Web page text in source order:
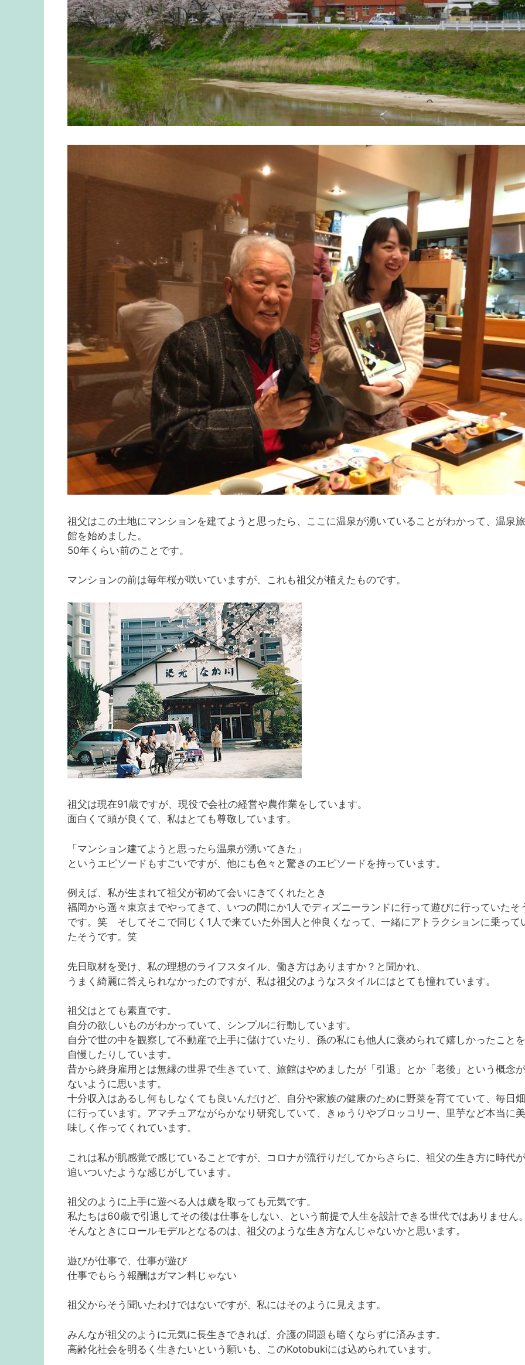
祖父はこの土地にマンションを建てようと思ったら、ここに温泉が湧いていることがわかって、温泉旅
館を始めました。
50年くらい前のことです。
マンションの前は毎年桜が咲いていますが、これも祖父が植えたものです。
祖父は現在91歳ですが、現役で会社の経営や農作業をしています。
面白くて頭が良くて、私はとても尊敬しています。
「マンション建てようと思ったら温泉が湧いてきた」
というエピソードもすごいですが、他にも色々と驚きのエピソードを持っています。
例えば、私が生まれて祖父が初めて会いにきてくれたとき
福岡から遥々東京までやってきて、いつの間にか1人でディズニーランドに行って遊びに行っていたそ
です。笑 そしてそこで同じく1人で来ていた外国人と仲良くなって、一緒にアトラクションに乗って
たそうです。笑
先日取材を受け、私の理想のライフスタイル、働き方はありますか？と聞かれ、
うまく綺麗に答えられなかったのですが、私は祖父のようなスタイルにはとても憧れています。
祖父はとても素直です。
自分の欲しいものがわかっていて、シンプルに行動しています。
自分で世の中を観察して不動産で上手に儲けていたり、孫の私にも他人に褒められて嬉しかったことを
自慢したりしています。
昔から終身雇用とは無縁の世界で生きていて、旅館はやめましたが「引退」とか「老後」という概念が
ないように思います。
十分収入はあるし何もしなくても良いんだけど、自分や家族の健康のために野菜を育てていて、毎日畑
に行っています。アマチュアながらかなり研究していて、きゅうりやブロッコリー、里芋など本当に美
味しく作ってくれています。
これは私が肌感覚で感じていることですが、コロナが流行りだしてからさらに、祖父の生き方に時代が
追いついたような感じがしています。
祖父のように上手に遊べる人は歳を取っても元気です。
私たちは60歳で引退してその後は仕事をしない、という前提で人生を設計できる世代ではありません
そんなときにロールモデルとなるのは、祖父のような生き方なんじゃないかと思います。
遊びが仕事で、仕事が遊び
仕事でもらう報酬はガマン料じゃない
祖父からそう聞いたわけではないですが、私にはそのように見えます。
みんなが祖父のように元気に長生きできれば、介護の問題も暗くならずに済みます。
高齢化社会を明るく生きたいという願いも、このKotobukiには込められています。